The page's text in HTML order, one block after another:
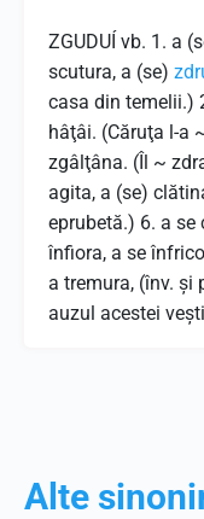
ZGUDUÍ vb. 1. a
scutura, a (se)
casa din temelii.)
hâţâi. (Căruţa l-a
zgâlţâna. (Îl ~
agita, a (se)
eprubetă.) 6. a se
înfiora, a se
a tremura, (înv. şi
auzul acestei
Alte